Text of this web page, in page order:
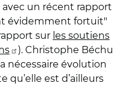
avec un récent rapport
évidemment fortuit"
sur les soutiens
). Christophe Béchu
nécessaire évolution
qu’elle est d’ailleurs